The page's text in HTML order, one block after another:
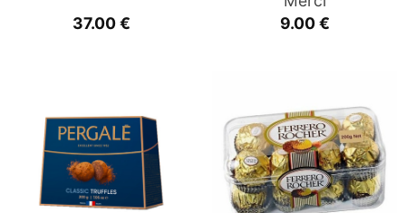
37.00€
9.00€